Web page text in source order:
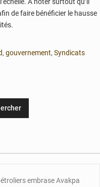
A noter surtout qu’il
de faire bénéficier le hausse
, gouvernement, Syndicats
embrase Avakpa